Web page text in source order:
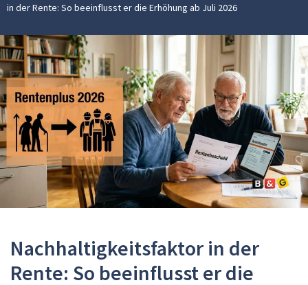
in der Rente: So beeinflusst er die Erhöhung ab Juli 2026
Nachhaltigkeitsfaktor in der
Rente: So beeinflusst er die